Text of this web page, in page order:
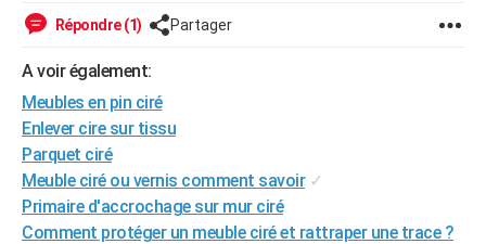
Guides de France
Escapades
Patrimoine
Expositions
Musées
Week-end nature
Art de vivre
Bien-être
Loisirs
Mode
Modes de vie
Alimentation
Guide de la santé
Maladies
Médicaments
Sommeil
VOYAGE
Destinations
City break
Voyage nature
Voyage de noces
Forum
PHOTO
GUIDES D'ACHAT
Répondre (1) Partager
A voir également:
Meubles en pin ciré
Enlever cire sur tissu
Parquet ciré
Meuble ciré ou vernis comment savoir ✓
Primaire d'accrochage sur mur ciré
Comment protéger un meuble ciré et rattraper une trace ?